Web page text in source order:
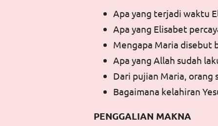
Apa yang terjadi waktu
Apa yang Elisabet
Mengapa Maria disebut
Apa yang Allah sudah
Dari pujian Maria, orang
Bagaimana kelahiran
PENGGALIAN MAKNA